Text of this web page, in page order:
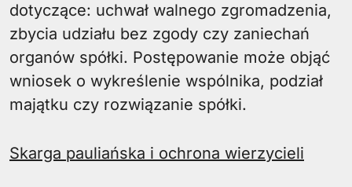
dotyczące: uchwał walnego zgromadzenia,
zbycia udziału bez zgody czy zaniechań
organów spółki. Postępowanie może objąć
wniosek o wykreślenie wspólnika, podział
majątku czy rozwiązanie spółki.
Skarga pauliańska i ochrona wierzycieli